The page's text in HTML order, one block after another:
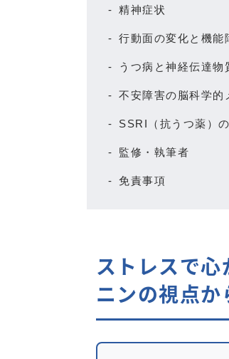
精神症状
行動面の変化と機能
うつ病と神経伝達物
不安障害の脳科学的
SSRI（抗うつ薬）
監修・執筆者
免責事項
ストレスで
ニンの視点か